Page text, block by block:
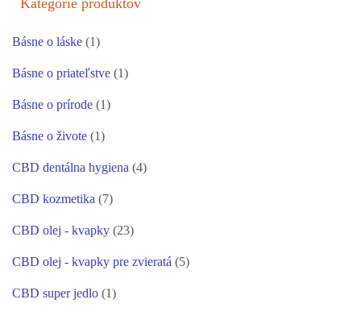
Básne o láske (1)
Básne o priateľstve (1)
Básne o prírode (1)
Básne o živote (1)
CBD dentálna hygiena (4)
CBD kozmetika (7)
CBD olej - kvapky (23)
CBD olej - kvapky pre zvieratá (5)
CBD super jedlo (1)